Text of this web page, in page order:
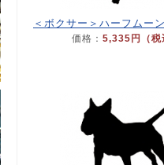
＜ボクサー＞ハーフムー
価格： 5,335円（税